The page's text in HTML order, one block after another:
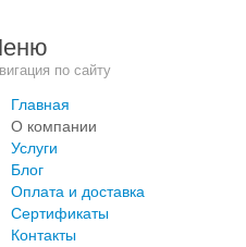
по сайту
Главная
О компании
Услуги
Блог
Оплата и доставка
Сертификаты
Контакты